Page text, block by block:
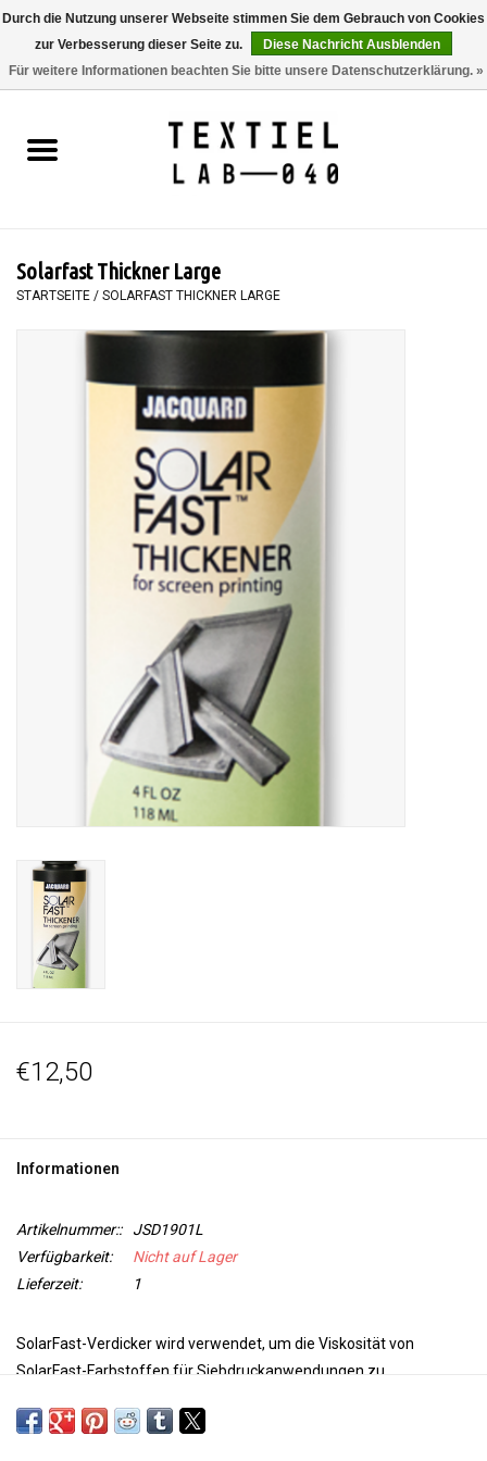
0 Artikel - €0,00
BÜCHER
MALEN
Solarfast Thickner Large
STARTSEITE / SOLARFAST THICKNER LARGE
€12,50
Informationen
Artikelnummer::
JSD1901L
Verfügbarkeit:
Nicht auf Lager
Lieferzeit:
1
SolarFast-Verdicker wird verwendet, um die Viskosität von
SolarFast-Farbstoffen für Siebdruckanwendungen zu
machen Sie eine Druckpaste für schöne Siebdrucke auf Stoff,
Durch die Nutzung unserer Webseite stimmen Sie dem Gebrauch von Cookies
zur Verbesserung dieser Seite zu.
Diese Nachricht Ausblenden
Für weitere Informationen beachten Sie bitte unsere Datenschutzerklärung. »